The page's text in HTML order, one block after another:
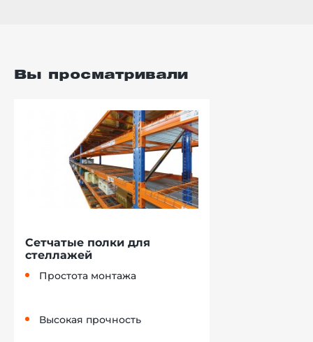
Вы просматривали
Сетчатые полки для
стеллажей
Простота монтажа
Высокая прочность